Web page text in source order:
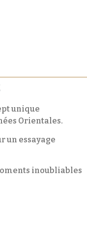
unique
Orientales.
un essayage
inoubliables